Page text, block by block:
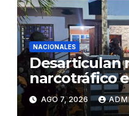
NACIONALES
Desarticulan
narcotráfico
Lgtca
AGO 7, 2026